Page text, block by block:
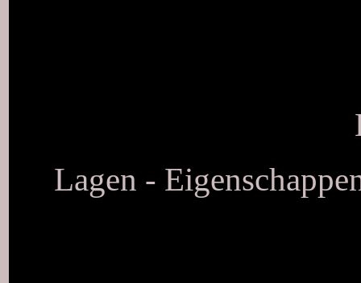
Lagen -